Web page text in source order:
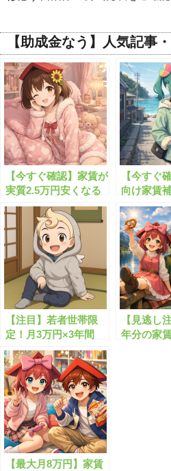
【助成金なう】人気記事
【今すぐ確認】家賃が
実質2.5万円安くなる
制度とは
【今すぐ
向け家賃
件と対象
【注目】若者世帯限
定！月3万円×3年間
の”家賃給付金”がも
らえます！
【見逃し
年分の家
【最大月8万円】家賃